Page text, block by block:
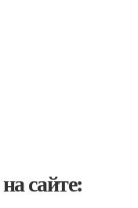
сайте: